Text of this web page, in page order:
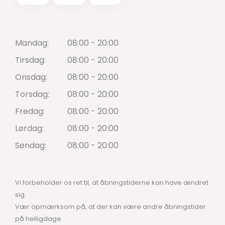
Mandag:
08:00 - 20:00
Tirsdag:
08:00 - 20:00
Onsdag:
08:00 - 20:00
Torsdag:
08:00 - 20:00
Fredag:
08:00 - 20:00
Lørdag:
08:00 - 20:00
Søndag:
08:00 - 20:00
Vi forbeholder os ret til, at åbningstiderne kan have ændret
sig.
Vær opmærksom på, at der kan være andre åbningstider
på helligdage.